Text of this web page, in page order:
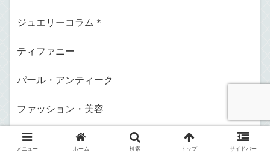
ジュエリーコラム＊
ティファニー
パール・アンティーク
ファッション・美容
ブシュロン
メニュー ホーム 検索 トップ サイドバー